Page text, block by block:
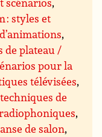
: styles et
,
de plateau /
pour la
télévisées,
de
,
de salon,